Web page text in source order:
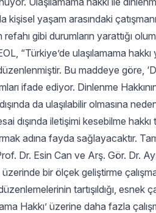
kişisel yaşam arasındaki
refahı gibi durumların yarattığı
“Türkiye’de ulaşılamama
Bu maddeye göre,
ifade ediyor. Dinlenme
da ulaşılabilir olmasına
dışında iletişimi kesebilme
adına fayda sağlayacaktır.
Dr. Esin Can ve Arş. Gör. Dr.
üzerinde bir ölçek geliştirme
tartışıldığı, esnek
Hakkı’ üzerine daha fazla